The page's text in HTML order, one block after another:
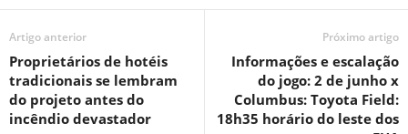
Artigo anterior
Proprietários de hotéis
tradicionais se lembram
do projeto antes do
incêndio devastador
Próximo artigo
Informações e escalação
do jogo: 2 de junho x
Columbus: Toyota Field:
18h35 horário do leste dos